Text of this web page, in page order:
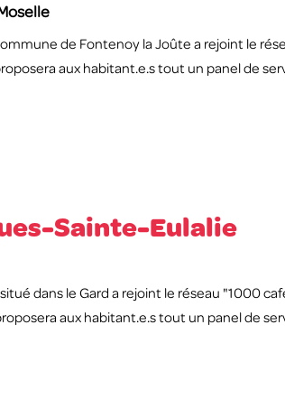
de Fontenoy la Joûte a rejoint le
aux habitant.e.s tout un panel de
Sainte-Eulalie
dans le Gard a rejoint le réseau "1000
aux habitant.e.s tout un panel de